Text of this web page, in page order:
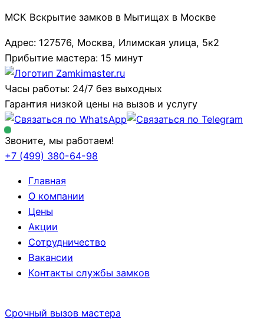
МСК Вскрытие замков в Мытищах в Москве
Адрес: 127576, Москва, Илимская улица, 5к2
Прибытие мастера: 15 минут
Часы работы: 24/7 без выходных
Гарантия низкой цены на вызов и услугу
Звоните, мы работаем!
+7 (499) 380-64-98
Главная
О компании
Цены
Акции
Сотрудничество
Вакансии
Контакты службы замков
Срочный вызов мастера